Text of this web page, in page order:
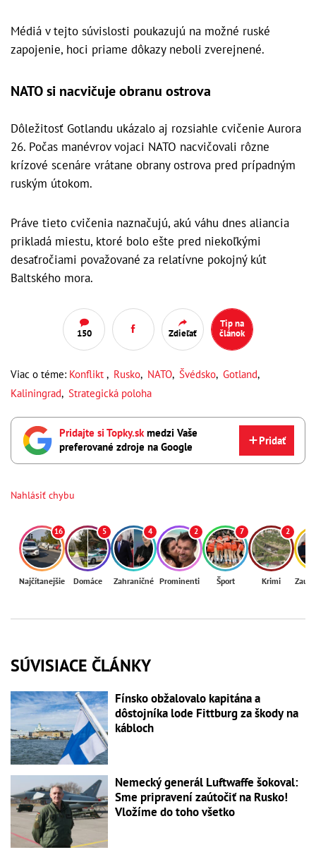
Médiá v tejto súvislosti poukazujú na možné ruské
zapojenie, hoci priame dôkazy neboli zverejnené.
NATO si nacvičuje obranu ostrova
Dôležitosť Gotlandu ukázalo aj rozsiahle cvičenie Aurora
26. Počas manévrov vojaci NATO nacvičovali rôzne
krízové scenáre vrátane obrany ostrova pred prípadným
ruským útokom.
Práve tieto cvičenia naznačujú, akú váhu dnes aliancia
prikladá miestu, ktoré bolo ešte pred niekoľkými
desaťročiami považované za relatívne pokojný kút
Baltského mora.
150 Zdieľať
Tip na
článok
Viac o téme: Konflikt , Rusko, NATO, Švédsko, Gotland,
Kaliningrad, Strategická poloha
Pridajte si Topky.skmedzi Vaše
preferované zdroje na Google
Pridať
Nahlásiť chybu
16
Najčítanejšie
5
Domáce
4
Zahraničné
2
Prominenti
7
Šport
2
Krimi
SÚVISIACE ČLÁNKY
Fínsko obžalovalo kapitána a
dôstojníka lode Fittburg za škody na
kábloch
Nemecký generál Luftwaffe šokoval:
Sme pripravení zaútočiť na Rusko!
Vložíme do toho všetko